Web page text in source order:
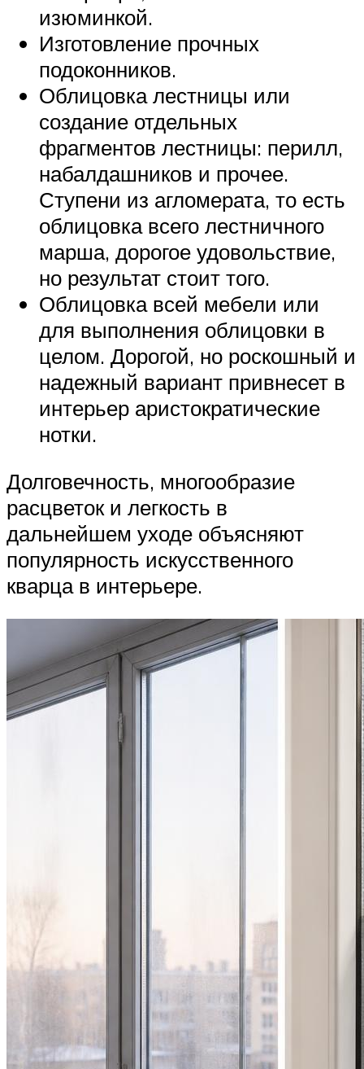
изюминкой.
Изготовление прочных
подоконников.
Облицовка лестницы или
создание отдельных
фрагментов лестницы: перилл,
набалдашников и прочее.
Ступени из агломерата, то есть
облицовка всего лестничного
марша, дорогое удовольствие,
но результат стоит того.
Облицовка всей мебели или
для выполнения облицовки в
целом. Дорогой, но роскошный и
надежный вариант привнесет в
интерьер аристократические
нотки.
Долговечность, многообразие
расцветок и легкость в
дальнейшем уходе объясняют
популярность искусственного
кварца в интерьере.